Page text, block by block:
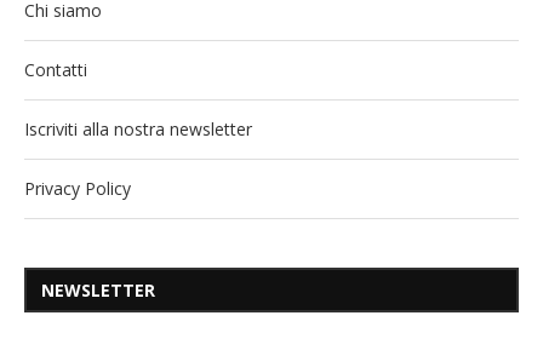
Chi siamo
Contatti
Iscriviti alla nostra newsletter
Privacy Policy
NEWSLETTER